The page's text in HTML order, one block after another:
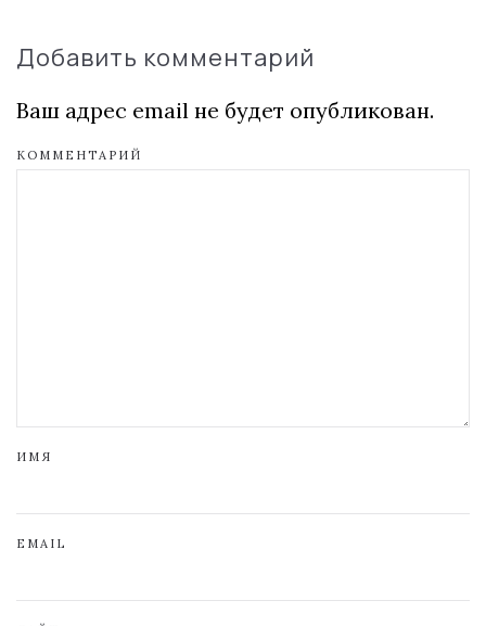
Добавить комментарий
Ваш адрес email не будет опубликован.
КОММЕНТАРИЙ
ИМЯ
EMAIL